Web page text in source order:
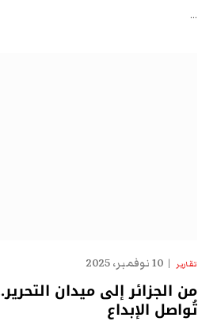
…
تقارير 10 نوفمبر، 2025
من الجزائر إلى ميدان
تُواصل الإبداع